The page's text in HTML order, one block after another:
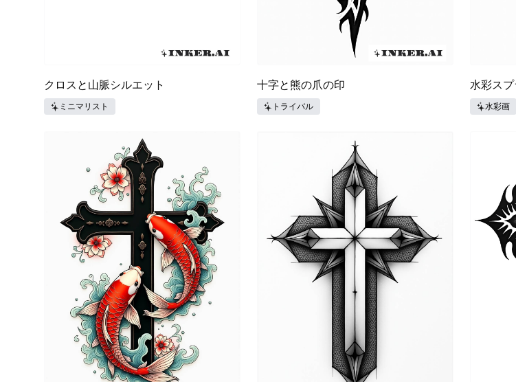
クロスと山脈シルエット
ミニマリスト
十字と熊の爪の印
トライバル
水彩ス
水彩画